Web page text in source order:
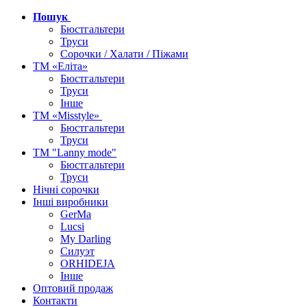
Пошук
Бюстгальтери
Труси
Сорочки / Халати / Піжами
ТМ «Еліта»
Бюстгальтери
Труси
Інше
ТМ «Misstyle»
Бюстгальтери
Труси
ТМ "Lanny mode"
Бюстгальтери
Труси
Нічні сорочки
Інші виробники
GerMa
Lucsi
My Darling
Силуэт
ORHIDEJA
Інше
Оптовий продаж
Контакти